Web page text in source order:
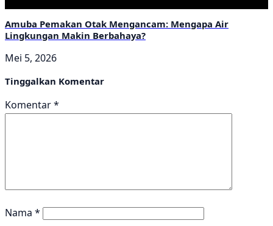
Amuba Pemakan Otak Mengancam: Mengapa Air
Lingkungan Makin Berbahaya?
Mei 5, 2026
Tinggalkan Komentar
Komentar*
Nama *